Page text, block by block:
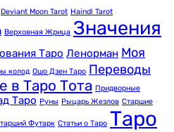
Deviant Moon Tarot Haindl Tarot
Верховная Жрица Значения
Таро Ленорман Моя
колод Ошо Дзен Таро Переводы
в Таро Тота Придворные
Таро Руны Рыцарь Жезлов Старшие
Футарк Статьи о Таро Таро